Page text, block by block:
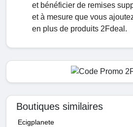
et bénéficier de remises
et à mesure que vous
en plus de produits 2Fdeal.
Boutiques similaires
Ecigplanete